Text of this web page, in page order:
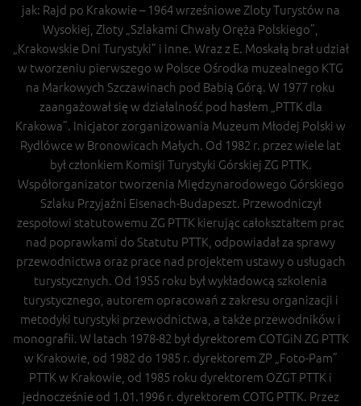
jak: Rajd po Krakowie – 1964 wrześniowe Zloty Turystów na
Wysokiej, Zloty „Szlakami Chwały Oręża Polskiego”,
„Krakowskie Dni Turystyki” i inne. Wraz z E. Moskałą brał udział
w tworzeniu pierwszego w Polsce Ośrodka muzealnego KTG
na Markowych Szczawinach pod Babią Górą. W 1977 roku
zaangażował się w działalność pod hasłem „PTTK dla
Krakowa”. Inicjator zorganizowania Muzeum Młodej Polski w
Rydlówce w Bronowicach Małych. Od 1982 r. przez wiele lat
był członkiem Komisji Turystyki Górskiej ZG PTTK.
Współorganizator tworzenia Międzynarodowego Górskiego
Szlaku Przyjaźni Eisenach-Budapeszt. Przewodniczył
zespołowi statutowemu ZG PTTK kierując całokształtem prac
nad poprawkami do Statutu PTTK, odpowiadał za sprawy
przewodnictwa oraz prace nad projektem ustawy o usługach
turystycznych. Od 1955 roku był wykładowcą szkolenia
turystycznego, autorem opracowań z zakresu organizacji i
metodyki turystyki przewodnictwa, a także przewodników i
monografii. W latach 1978-82 był dyrektorem COTGiN ZG PTTK
w Krakowie, od 1982 do 1985 r. dyrektorem ZP „Foto-Pam”
PTTK w Krakowie, od 1985 roku dyrektorem OZGT PTTK i
jednocześnie od 1.01.1996 r. dyrektorem COTG PTTK. Przez